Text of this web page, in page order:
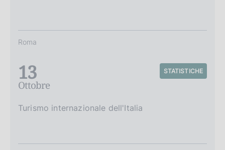
Roma
13
Ottobre
STATISTICHE
Turismo internazionale dell'Italia